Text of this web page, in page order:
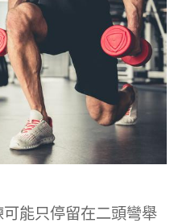
能只停留在二頭彎舉